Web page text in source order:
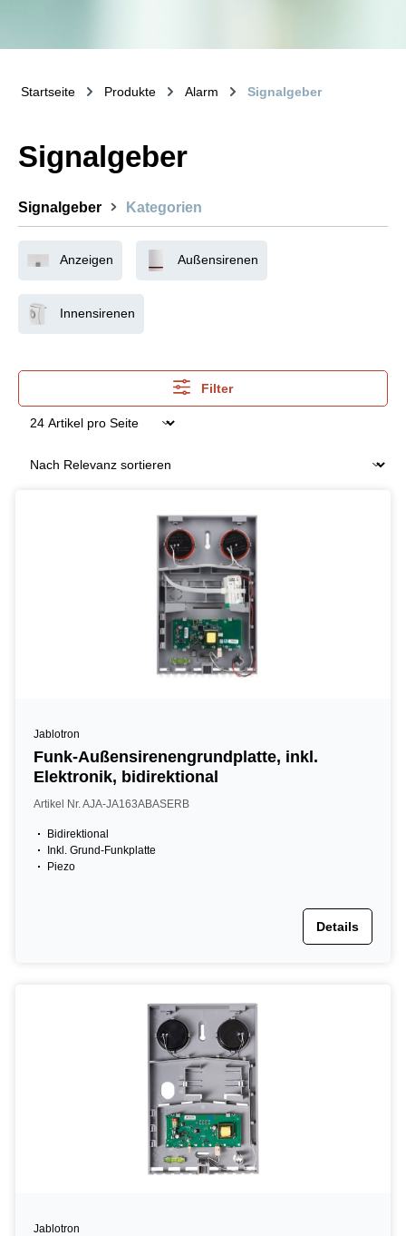
Startseite Produkte Alarm Signalgeber
Signalgeber
Signalgeber Kategorien
Anzeigen Außensirenen
Innensirenen
Filter
Jablotron
Funk-Außensirenengrundplatte, inkl.
Elektronik, bidirektional
Artikel Nr. AJA-JA163ABASERB
Bidirektional
Inkl. Grund-Funkplatte
Piezo
Details
Jablotron